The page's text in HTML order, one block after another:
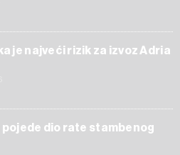
je najveći rizik za izvoz Adria
pojede dio rate stambenog